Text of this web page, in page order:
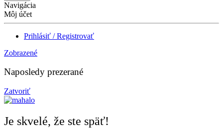
Navigácia
Môj účet
Prihlásiť / Registrovať
Zobrazené
Naposledy prezerané
Zatvoriť
Je skvelé, že ste späť!